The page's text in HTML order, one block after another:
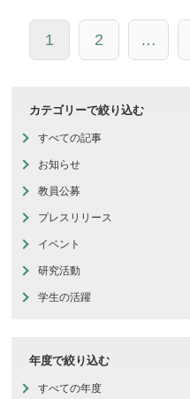
1 2 …
カテゴリーで絞り込む
すべての記事
お知らせ
教員公募
プレスリリース
イベント
研究活動
学生の活躍
年度で絞り込む
すべての年度